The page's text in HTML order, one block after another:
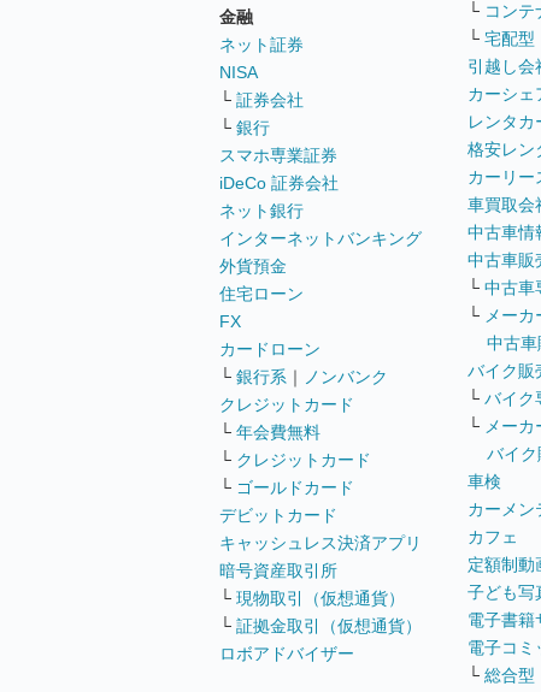
金融
ネット証券
NISA
└ 証券会社
└ 銀行
スマホ専業証券
iDeCo 証券会社
ネット銀行
インターネットバンキング
外貨預金
住宅ローン
FX
カードローン
└ 銀行系 ｜
ノンバンク
クレジットカード
└ 年会費無料
└ クレジットカード
└ ゴールドカード
デビットカード
キャッシュレス決済アプリ
暗号資産取引所
└ 現物取引（仮想通貨）
└ 証拠金取引（仮想通貨）
ロボアドバイザー
└ コンテ
└ 宅配型
引越し会
カーシェ
レンタカ
格安レン
カーリー
車買取会
中古車情
中古車販
└ 中古車
└ メーカ
中古車
バイク販
└ バイク
└ メーカ
バイク
車検
カーメン
カフェ
定額制動
子ども写
電子書籍
電子コミ
└ 総合型